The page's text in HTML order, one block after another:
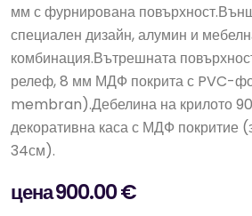
мм с фурнирована
специален дизайн, алумин и
комбинация.Вътрешната
релеф, 8 мм МДФ покрита с PVC-
membran).Дебелина на крилото
декоративна каса с МДФ покритие
34см).
цена 900.00 €